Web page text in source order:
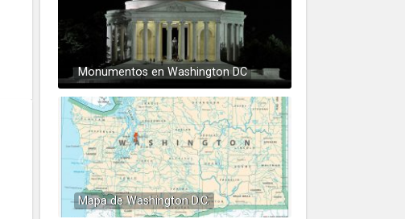
Monumentos en Washington DC
Mapa de Washington D.C.